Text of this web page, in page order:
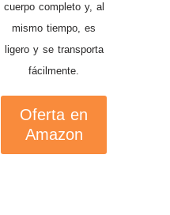
cuerpo completo y, al
mismo tiempo, es
ligero y se transporta
fácilmente.
Oferta en
Amazon